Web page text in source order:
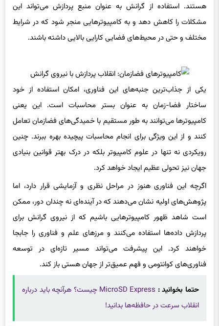
مشکلات را کاهش دهد و به کامپیوترهایی منجر شود که در شرایط
مختلف و حتی در محیط‌های فضایی کارایی بالایی داشته باشند.
یکی از جذاب‌ترین جنبه‌های این فناوری، امکان استفاده از خود
ساختار فضا-زمان به عنوان بستر محاسبات است. این یعنی
کامپیوترها می‌توانند به طور مستقیم با خمیدگی‌های فضازمان تعامل
کنند و از این ویژگی برای انجام محاسبات پیچیده بهره ببرند. چنین
رویکردی نه تنها در علوم کامپیوتر بلکه در درک بهتر قوانین بنیادی
جهان نیز تحولی عظیم ایجاد خواهد کرد.
اگرچه این فناوری هنوز در مراحل نظری و آزمایشی قرار دارد، اما
پژوهش‌های اولیه نشان می‌دهند که در آینده‌ای نه چندان دور، ممکن
است شاهد ظهور کامپیوترهایی باشیم که از نیروی گرانش برای
پردازش داده‌ها استفاده می‌کنند و مرزهای علم و فناوری را جابجا
خواهند کرد. این پیشرفت می‌تواند مسیر تازه‌ای در توسعه
فناوری‌های کوانتومی و فهم عمیق‌تر از جهان هستی باز کند.
انقلاب سرعت در حافظه‌ها بدانید!